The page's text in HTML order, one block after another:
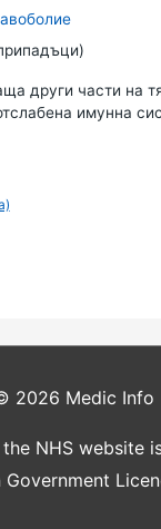
други части на
имунна
2026 Medic Info
NHS website
Government